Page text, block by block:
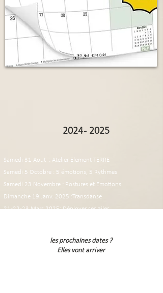
2024 - 2025
Samedi 31 Aout : Atelier Element TERRE
Samedi 5 Octobre : 5 émotions, 5 Rythmes
Samedi 23 Novembre : Postures et Emotions
Dimanche ​19 Janv. 2025 :Transdanse
21-22-23 Mars 2025: Déployer ses ailes
les prochaines dates ?
Elles vont arriver